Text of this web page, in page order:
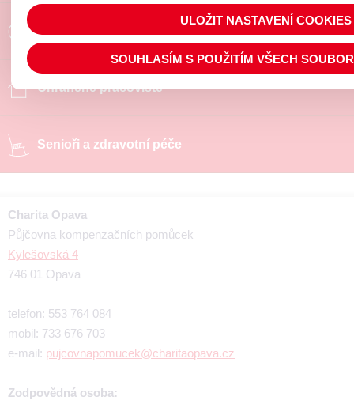
Poradíme a pomůžeme
Chráněné pracoviště
Senioři a zdravotní péče
Charita Opava
Půjčovna kompenzačních pomůcek
Kylešovská 4
746 01 Opava
telefon: 553 764 084
mobil: 733 676 703
e-mail: pujcovnapomucek@charitaopava.cz
Zodpovědná osoba:
ULOŽIT NASTAVENÍ COOKIES
SOUHLASÍM S POUŽITÍM VŠECH